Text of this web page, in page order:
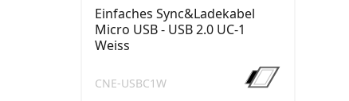
Einfaches Sync&Ladekabel
Micro USB - USB 2.0 UC-1
Weiss
CNE-USBC1W